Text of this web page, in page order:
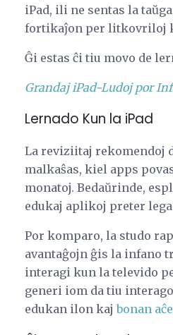
iPad, ili ne sentas la
fortikaĵon per litkovriloj
Ĝi estas ĉi tiu movo de
Grandaj iPad-Ludoj por
Lernado Kun la iPad
La reviziitaj rekomendoj
malkaŝas, kiel apps
monatoj. Bedaŭrinde,
edukaj aplikoj preter
Por komparo, la studo
avantaĝojn ĝis la infano
interagi kun la televido
generi iom da tiu
edukan ilon kajbonan